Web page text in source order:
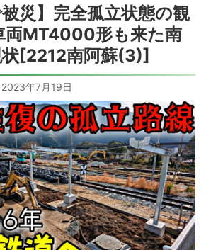
被災】完全孤立状態の観
両MT4000形も来た南
状[2212南阿蘇(3)]
2023年7月19日